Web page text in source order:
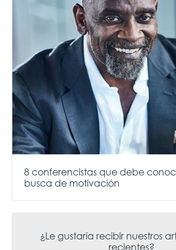
8 conferencistas que debe
busca de motivación
¿Le gustaría recibir nuestros
recientes?